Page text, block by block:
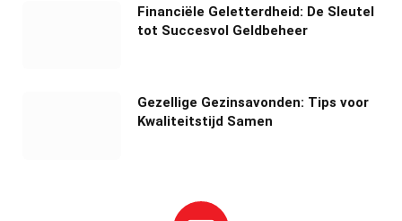
Financiële Geletterdheid: De Sleutel
tot Succesvol Geldbeheer
Gezellige Gezinsavonden: Tips voor
Kwaliteitstijd Samen